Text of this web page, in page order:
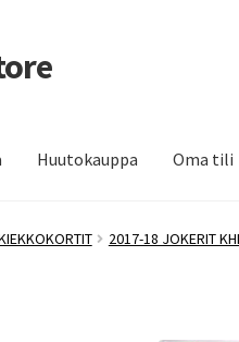
Huutokauppa Oma tili
2017-18 JOKERIT